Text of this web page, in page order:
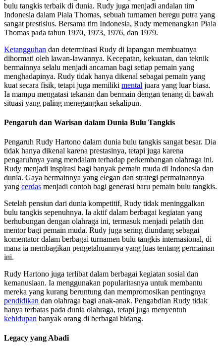
bulu tangkis terbaik di dunia. Rudy juga menjadi andalan tim
Indonesia dalam Piala Thomas, sebuah turnamen beregu putra yang
sangat prestisius. Bersama tim Indonesia, Rudy memenangkan Piala
Thomas pada tahun 1970, 1973, 1976, dan 1979.
Ketangguhan dan determinasi Rudy di lapangan membuatnya
dihormati oleh lawan-lawannya. Kecepatan, kekuatan, dan teknik
bermainnya selalu menjadi ancaman bagi setiap pemain yang
menghadapinya. Rudy tidak hanya dikenal sebagai pemain yang
kuat secara fisik, tetapi juga memiliki mental juara yang luar biasa.
Ia mampu mengatasi tekanan dan bermain dengan tenang di bawah
situasi yang paling menegangkan sekalipun.
Pengaruh dan Warisan dalam Dunia Bulu Tangkis
Pengaruh Rudy Hartono dalam dunia bulu tangkis sangat besar. Dia
tidak hanya dikenal karena prestasinya, tetapi juga karena
pengaruhnya yang mendalam terhadap perkembangan olahraga ini.
Rudy menjadi inspirasi bagi banyak pemain muda di Indonesia dan
dunia. Gaya bermainnya yang elegan dan strategi permainannya
yang cerdas menjadi contoh bagi generasi baru pemain bulu tangkis.
Setelah pensiun dari dunia kompetitif, Rudy tidak meninggalkan
bulu tangkis sepenuhnya. Ia aktif dalam berbagai kegiatan yang
berhubungan dengan olahraga ini, termasuk menjadi pelatih dan
mentor bagi pemain muda. Rudy juga sering diundang sebagai
komentator dalam berbagai turnamen bulu tangkis internasional, di
mana ia membagikan pengetahuannya yang luas tentang permainan
ini.
Rudy Hartono juga terlibat dalam berbagai kegiatan sosial dan
kemanusiaan. Ia menggunakan popularitasnya untuk membantu
mereka yang kurang beruntung dan mempromosikan pentingnya
pendidikan dan olahraga bagi anak-anak. Pengabdian Rudy tidak
hanya terbatas pada dunia olahraga, tetapi juga menyentuh
kehidupan banyak orang di berbagai bidang.
Legacy yang Abadi